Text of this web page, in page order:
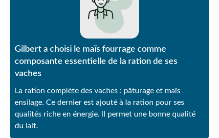
Gilbert a choisi le maïs fourrage comme
composante essentielle de la ration de ses
vaches
La ration complète des vaches : pâturage et maïs
ensilage. Ce dernier est ajouté à la ration pour ses
qualités riche en énergie. Il permet une bonne qualité
du lait.